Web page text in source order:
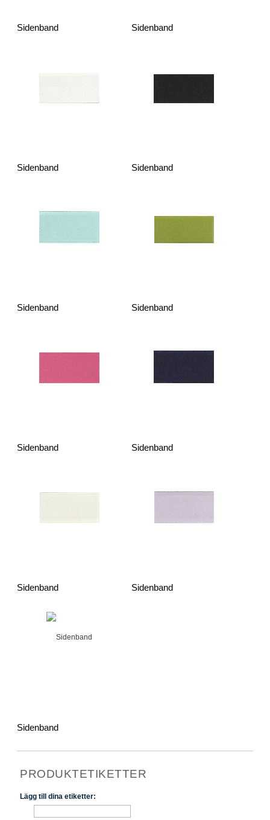
Sidenband Sidenband
Sidenband Sidenband
Sidenband Sidenband
Sidenband Sidenband
Sidenband Sidenband
Sidenband
PRODUKTETIKETTER
Lägg till dina etiketter: